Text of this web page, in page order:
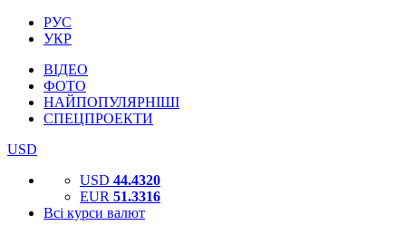
РУС
УКР
ВІДЕО
ФОТО
НАЙПОПУЛЯРНІШІ
СПЕЦПРОЕКТИ
USD
USD 44.4320
EUR 51.3316
Всі курси валют